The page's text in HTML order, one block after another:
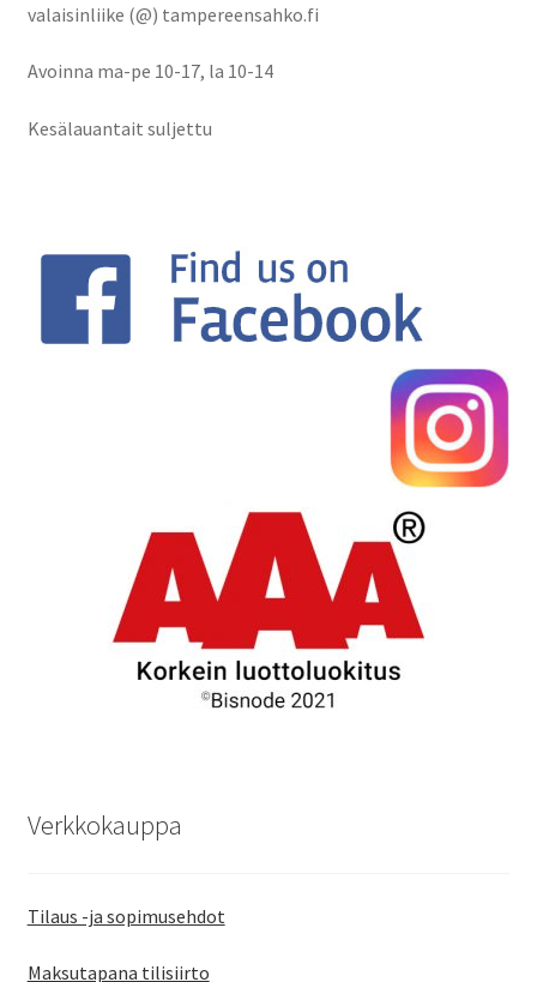
valaisinliike (@) tampereensahko.fi
Avoinna ma-pe 10-17, la 10-14
Kesälauantait suljettu
Verkkokauppa
Tilaus -ja sopimusehdot
Maksutapana tilisiirto